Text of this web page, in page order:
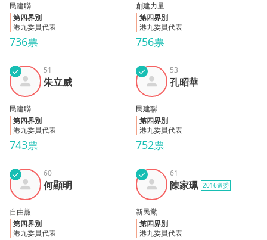
736票
民建聯
第四界別
港九委員代表
756票
創建力量
第四界別
港九委員代表
朱立
威
✓
743票
51
朱立威
民建聯
第四界別
港九委員代表
孔昭
華
✓
752票
53
孔昭華
民建聯
第四界別
港九委員代表
何顯
明
✓ 60
何顯明
自由黨
第四界別
港九委員代表
陳家
珮
✓ 61
陳家珮 2016選委
新民黨
第四界別
港九委員代表